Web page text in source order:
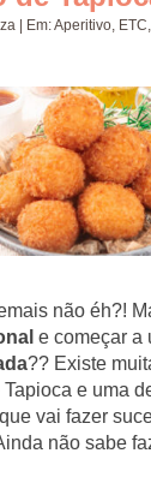
| Em:Aperitivo, ETC,
não éh?!
e começar a
?? Existe
e uma
vai fazer
não sabe